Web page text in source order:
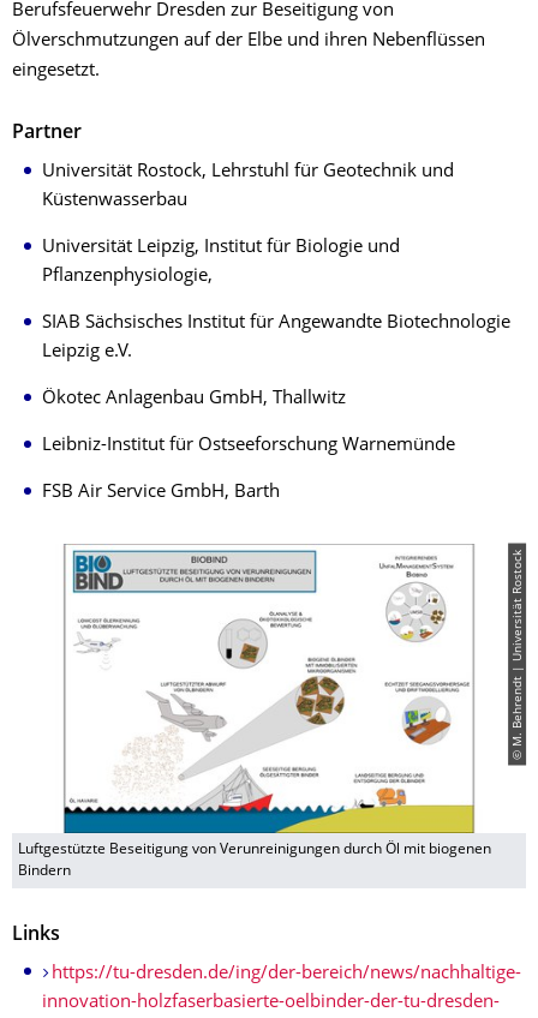
Berufsfeuerwehr Dresden zur Beseitigung von
Ölverschmutzungen auf der Elbe und ihren Nebenflüssen
eingesetzt.
Partner
Universität Rostock, Lehrstuhl für Geotechnik und
Küstenwasserbau
Universität Leipzig, Institut für Biologie und
Pflanzenphysiologie,
SIAB Sächsisches Institut für Angewandte Biotechnologie
Leipzig e.V.
Ökotec Anlagenbau GmbH, Thallwitz
Leibniz-Institut für Ostseeforschung Warnemünde
FSB Air Service GmbH, Barth
© M. Behrendt | Universität Rostock
Luftgestützte Beseitigung von Verunreinigungen durch Öl mit biogenen
Bindern
Links
https://tu-dresden.de/ing/der-bereich/news/nachhaltige-
innovation-holzfaserbasierte-oelbinder-der-tu-dresden-